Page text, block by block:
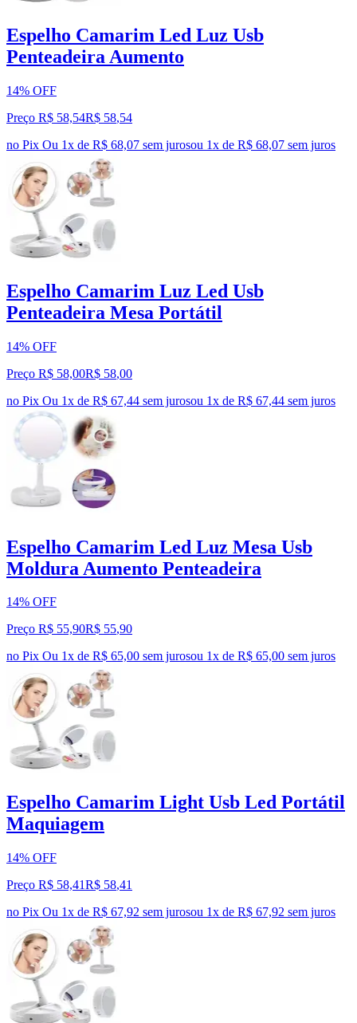
Espelho Camarim Led Luz Usb
Penteadeira Aumento
14% OFF
Preço R$ 58,54R$ 58,54
no Pix Ou 1x de R$ 68,07 sem jurosou 1x de R$ 68,07 sem juros
Espelho Camarim Luz Led Usb
Penteadeira Mesa Portátil
14% OFF
Preço R$ 58,00R$ 58,00
no Pix Ou 1x de R$ 67,44 sem jurosou 1x de R$ 67,44 sem juros
Espelho Camarim Led Luz Mesa Usb
Moldura Aumento Penteadeira
14% OFF
Preço R$ 55,90R$ 55,90
no Pix Ou 1x de R$ 65,00 sem jurosou 1x de R$ 65,00 sem juros
Espelho Camarim Light Usb Led Portátil
Maquiagem
14% OFF
Preço R$ 58,41R$ 58,41
no Pix Ou 1x de R$ 67,92 sem jurosou 1x de R$ 67,92 sem juros